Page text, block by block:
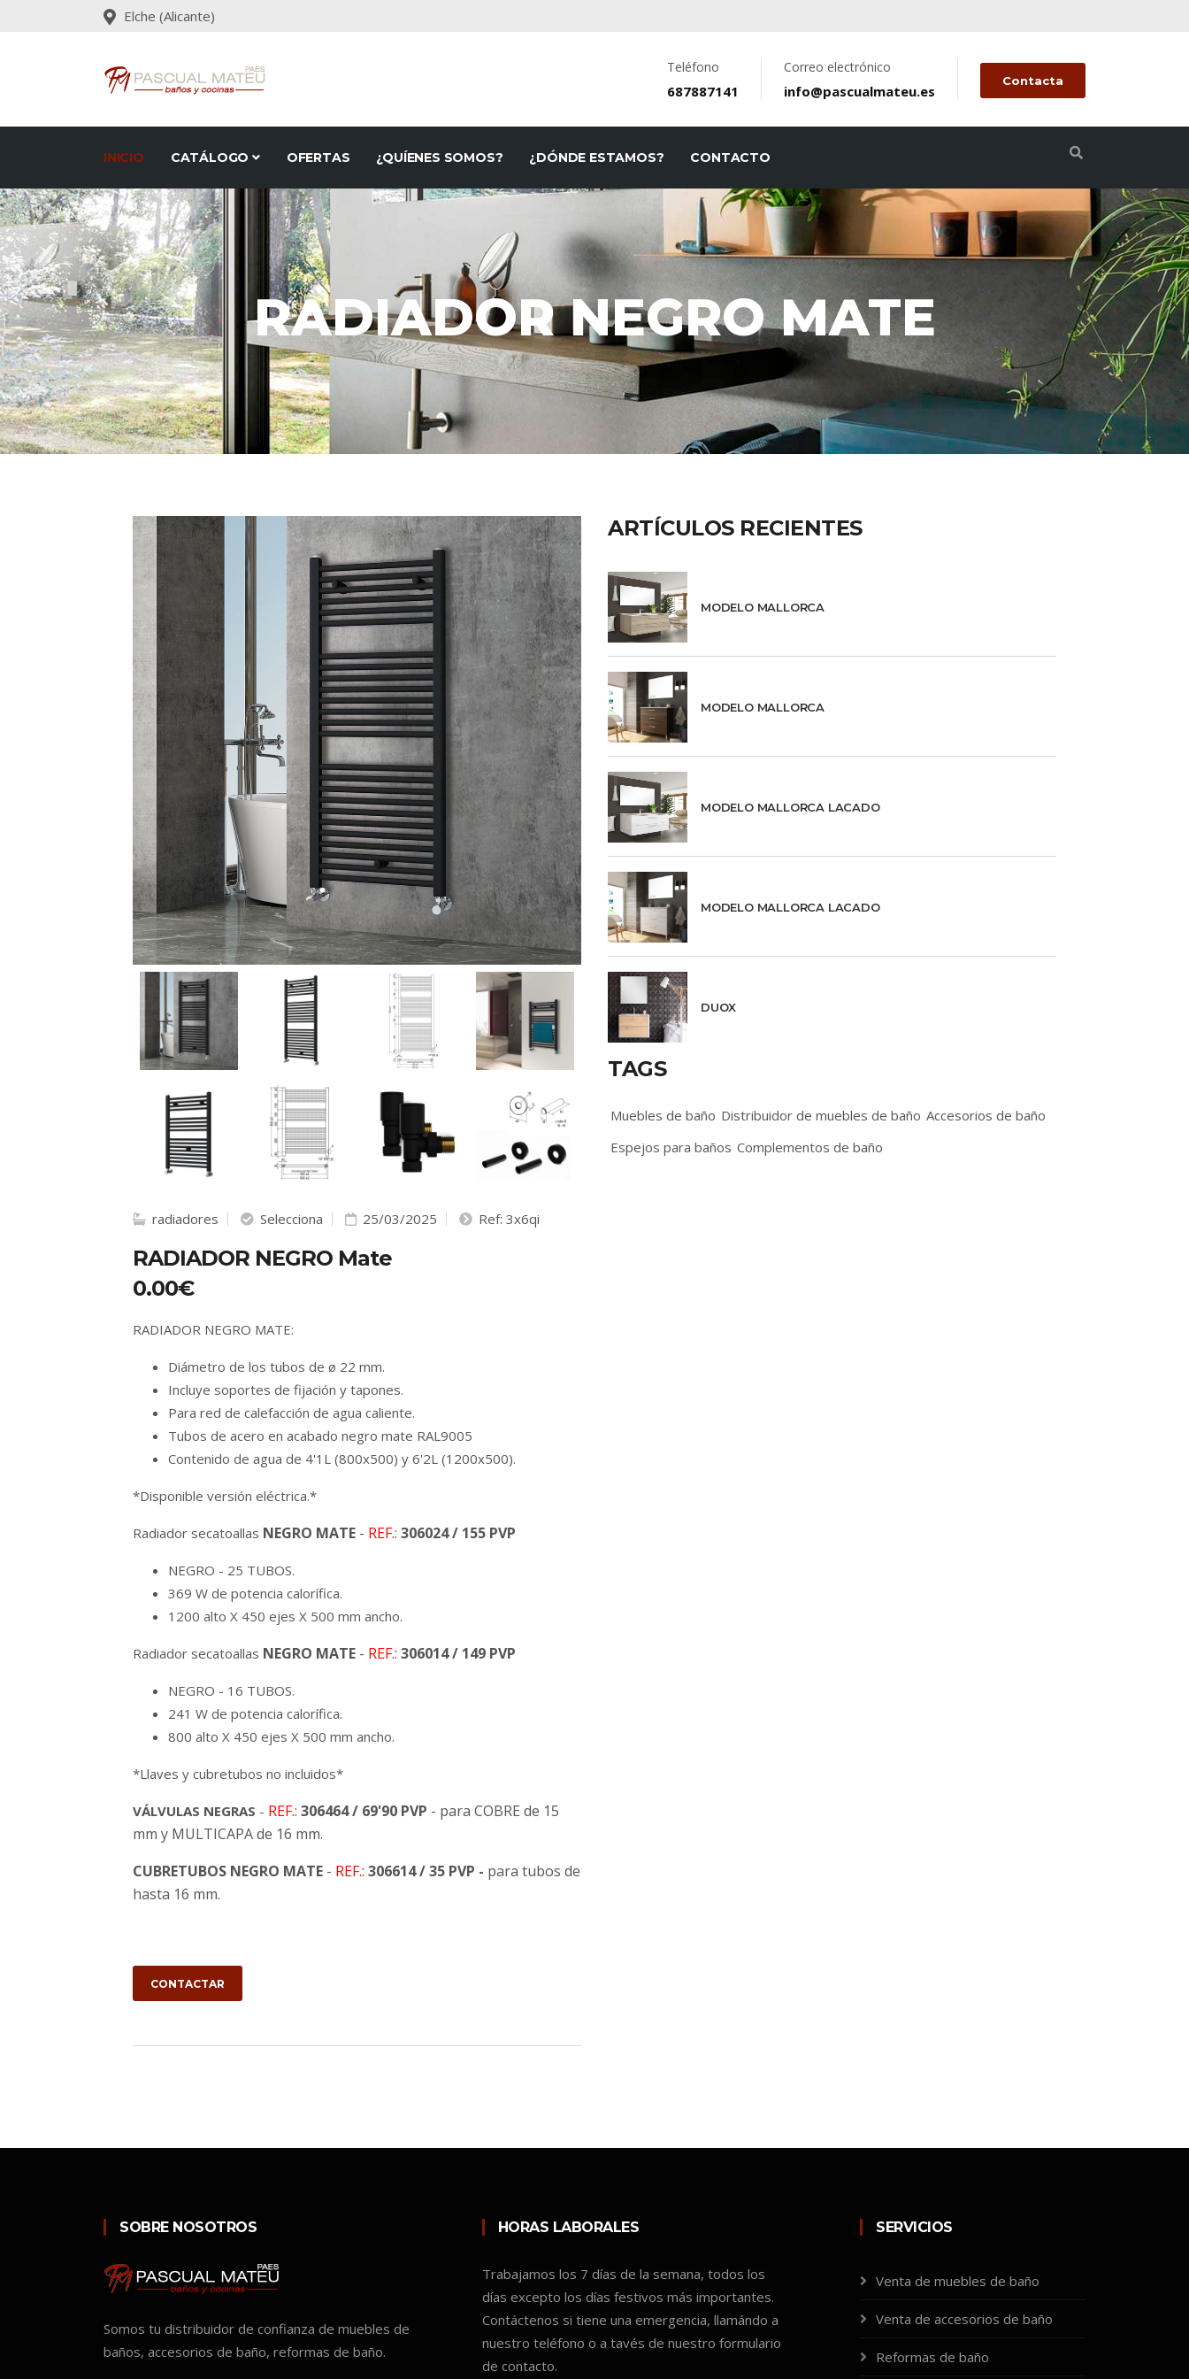
Elche (Alicante)
Teléfono
687887141
Correo electrónico
info@pascualmateu.es
Contacta
INICIO CATÁLOGO OFERTAS ¿QUÍENES SOMOS? ¿DÓNDE ESTAMOS? CONTACTO
RADIADOR NEGRO MATE
radiadores Selecciona 25/03/2025 Ref: 3x6qi
RADIADOR NEGRO Mate
0.00€
RADIADOR NEGRO MATE:
Diámetro de los tubos de ø 22 mm.
Incluye soportes de fijación y tapones.
Para red de calefacción de agua caliente.
Tubos de acero en acabado negro mate RAL9005
Contenido de agua de 4'1L (800x500) y 6'2L (1200x500).
*Disponible versión eléctrica.*
Radiador secatoallas NEGRO MATE - REF.: 306024 / 155 PVP
NEGRO - 25 TUBOS.
369 W de potencia calorífica.
1200 alto X 450 ejes X 500 mm ancho.
Radiador secatoallas NEGRO MATE - REF.: 306014 / 149 PVP
NEGRO - 16 TUBOS.
241 W de potencia calorífica.
800 alto X 450 ejes X 500 mm ancho.
*Llaves y cubretubos no incluidos*
VÁLVULAS NEGRAS - REF.: 306464 / 69'90 PVP - para COBRE de 15
mm y MULTICAPA de 16 mm.
CUBRETUBOS NEGRO MATE - REF.: 306614 / 35 PVP - para tubos de
hasta 16 mm.
CONTACTAR
ARTÍCULOS RECIENTES
MODELO MALLORCA
MODELO MALLORCA
MODELO MALLORCA LACADO
MODELO MALLORCA LACADO
DUOX
TAGS
Muebles de baño Distribuidor de muebles de baño Accesorios de baño
Espejos para baños Complementos de baño
SOBRE NOSOTROS
Somos tu distribuidor de confianza de muebles de
baños, accesorios de baño, reformas de baño.
HORAS LABORALES
Trabajamos los 7 días de la semana, todos los
días excepto los días festivos más importantes.
Contáctenos si tiene una emergencia, llamándo a
nuestro teléfono o a tavés de nuestro formulario
de contacto.
SERVICIOS
Venta de muebles de baño
Venta de accesorios de baño
Reformas de baño